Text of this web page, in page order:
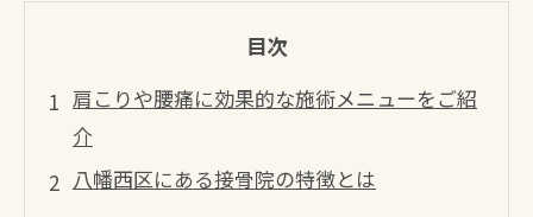
目次
肩こりや腰痛に効果的な施術メニューをご紹
介
八幡西区にある接骨院の特徴とは